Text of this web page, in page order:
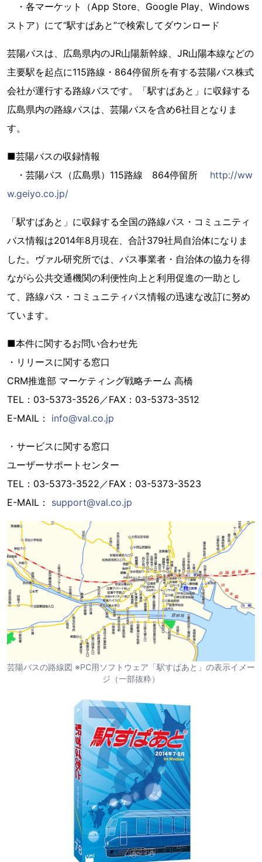
・各マーケット（App Store、Google Play、Windows
ストア）にて“駅すぱあと”で検索してダウンロード
芸陽バスは、広島県内のJR山陽新幹線、JR山陽本線などの
主要駅を起点に115路線・864停留所を有する芸陽バス株式
会社が運行する路線バスです。「駅すぱあと」に収録する
広島県内の路線バスは、芸陽バスを含め6社目となりま
す。
■芸陽バスの収録情報
・芸陽バス（広島県）115路線 864停留所 http://ww
w.geiyo.co.jp/
「駅すぱあと」に収録する全国の路線バス・コミュニティ
バス情報は2014年8月現在、合計379社局自治体になりま
した。ヴァル研究所では、バス事業者・自治体の協力を得
ながら公共交通機関の利便性向上と利用促進の一助とし
て、路線バス・コミュニティバス情報の迅速な改訂に努め
ています。
■本件に関するお問い合わせ先
・リリースに関する窓口
CRM推進部 マーケティング戦略チーム 高橋
TEL：03-5373-3526／FAX：03-5373-3512
E-MAIL： info@val.co.jp
・サービスに関する窓口
ユーザーサポートセンター
TEL：03-5373-3522／FAX：03-5373-3523
E-MAIL： support@val.co.jp
芸陽バスの路線図 ※PC用ソフトウェア「駅すぱあと」の表示イメー
ジ（一部抜粋）